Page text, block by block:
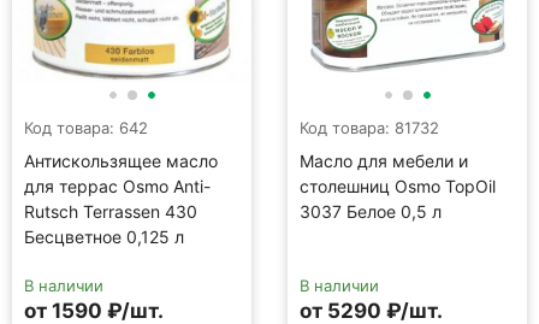
Код товара: 642
Антискользящее масло
для террас Osmo Anti-
Rutsch Terrassen 430
Бесцветное 0,125 л
В наличии
от 1590 ₽/шт.
Код товара: 81732
Масло для мебели и
столешниц Osmo TopOil
3037 Белое 0,5 л
В наличии
от 5290 ₽/шт.